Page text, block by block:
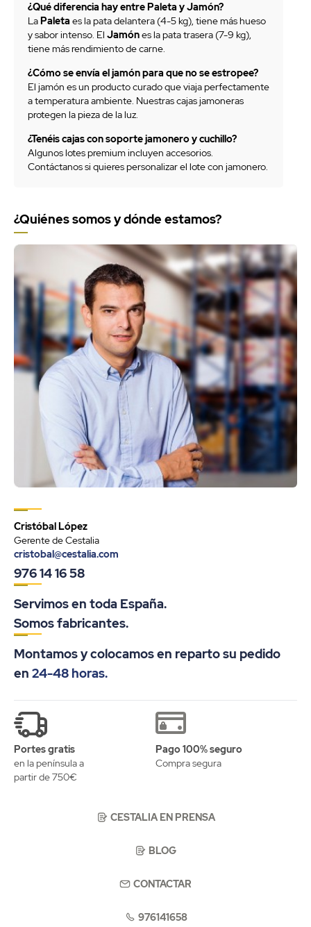
¿Qué diferencia hay entre Paleta y Jamón?
La Paleta es la pata delantera (4-5 kg), tiene más hueso
y sabor intenso. El Jamónes la pata trasera (7-9 kg),
tiene más rendimiento de carne.
¿Cómo se envía el jamón para que no se estropee?
El jamón es un producto curado que viaja perfectamente
a temperatura ambiente. Nuestras cajas jamoneras
protegen la pieza de la luz.
¿Tenéis cajas con soporte jamonero y cuchillo?
Algunos lotes premium incluyen accesorios.
Contáctanos si quieres personalizar el lote con jamonero.
¿Quiénes somos y dónde estamos?
Cristóbal López
Gerente de Cestalia
cristobal@cestalia.com
976 14 16 58
Servimos en toda España.
Somos fabricantes.
Montamos y colocamos en reparto su pedido
en 24-48 horas.
Portes gratis
en la península a
partir de 750€
Pago 100% seguro
Compra segura
CESTALIA EN PRENSA
BLOG
CONTACTAR
976141658